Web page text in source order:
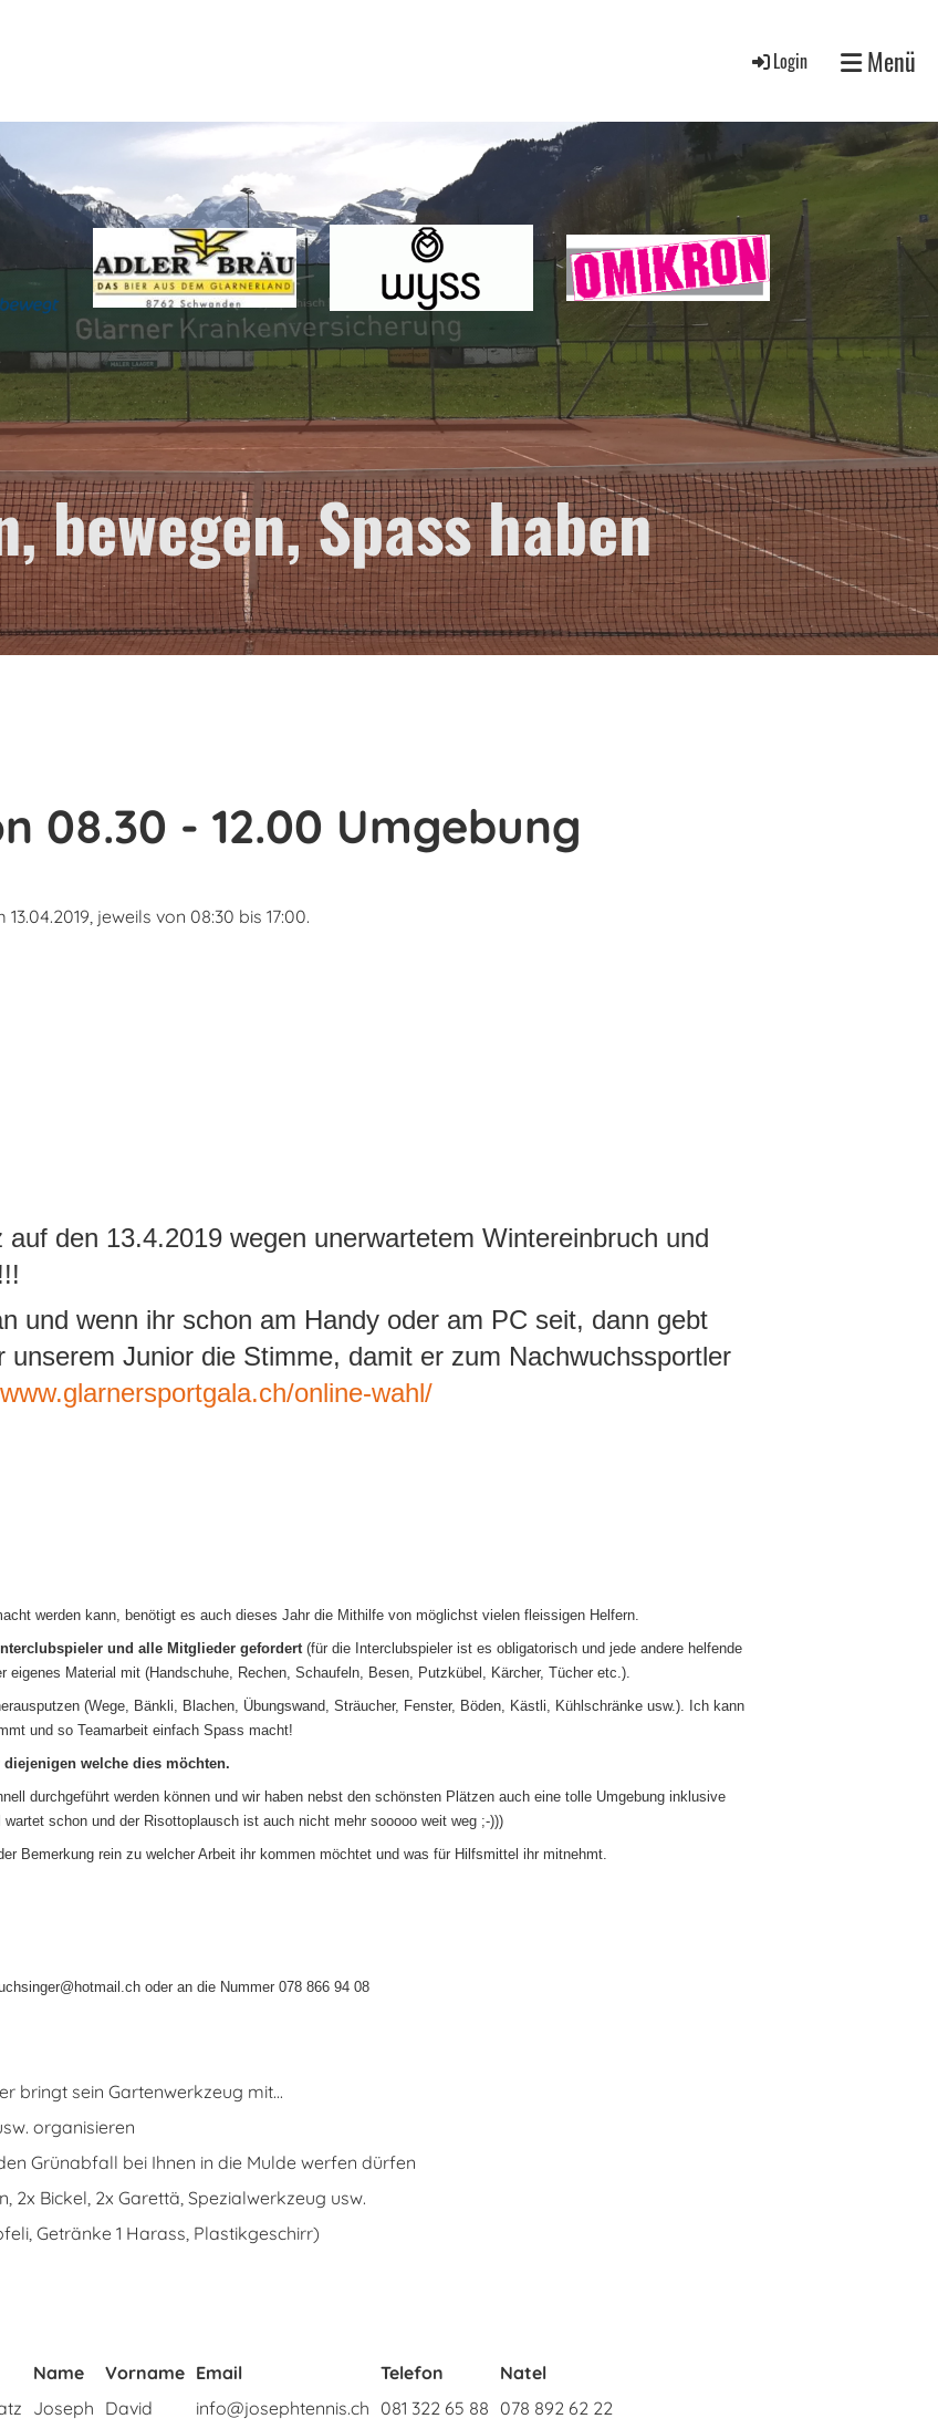
Login Menü
bewegen, Spass haben
08.30 - 12.00 Umgebung
jeweils von 08:30 bis 17:00.
den 13.4.2019 wegen unerwartetem Wintereinbruch und
und wenn ihr schon am Handy oder am PC seit, dann gebt
unserem Junior die Stimme, damit er zum Nachwuchssportler
online-wahl/
werden kann, benötigt es auch dieses Jahr die Mithilfe von möglichst vielen fleissigen Helfern.
und alle Mitglieder gefordert(für die Interclubspieler ist es obligatorisch und jede andere helfende
Material mit (Handschuhe, Rechen, Schaufeln, Besen, Putzkübel, Kärcher, Tücher etc.).
(Wege, Bänkli, Blachen, Übungswand, Sträucher, Fenster, Böden, Kästli, Kühlschränke usw.). Ich kann
und so Teamarbeit einfach Spass macht!
welche dies möchten.
durchgeführt werden können und wir haben nebst den schönsten Plätzen auch eine tolle Umgebung inklusive
schon und der Risottoplausch ist auch nicht mehr sooooo weit weg ;-)))
Bemerkung rein zu welcher Arbeit ihr kommen möchtet und was für Hilfsmittel ihr mitnehmt.
oder an die Nummer 078 866 94 08
bringt sein Gartenwerkzeug mit...
organisieren
Grünabfall bei Ihnen in die Mulde werfen dürfen
2x Bickel, 2x Garettä, Spezialwerkzeug usw.
Getränke 1 Harass, Plastikgeschirr)
Name Vorname Email Telefon
Natel
Joseph David info@josephtennis.ch 081 322 65 88 078 892 62 22